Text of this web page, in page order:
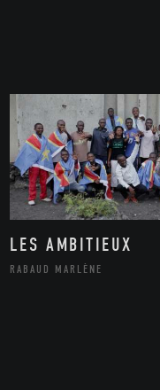
LES AMBITIEUX
RABAUD MARLÈNE